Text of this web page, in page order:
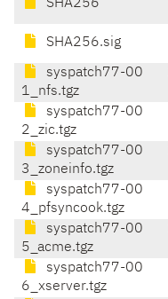
SHA256
SHA256.sig
syspatch77-00
1_nfs.tgz
syspatch77-00
2_zic.tgz
syspatch77-00
3_zoneinfo.tgz
syspatch77-00
4_pfsyncook.tgz
syspatch77-00
5_acme.tgz
syspatch77-00
6_xserver.tgz